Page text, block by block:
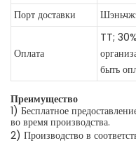
Порт доставки
Оплата
TT;
быть
Преимущество
1) Бесплатное
во время производства.
2) Производство в